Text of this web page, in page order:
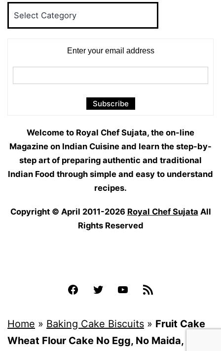
Enter your email address
Welcome to Royal Chef Sujata, the on-line
Magazine on Indian Cuisine and learn the step-by-
step art of preparing authentic and traditional
Indian Food through simple and easy to understand
recipes.
Copyright © April 2011-2026 Royal Chef Sujata All
Rights Reserved
FacebookTwitter YouTube
Home » Baking Cake Biscuits » Fruit Cake
Wheat Flour Cake No Egg, No Maida, No